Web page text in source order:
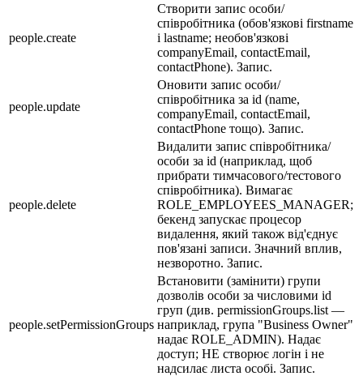
people.create
Створити запис особи/
співробітника (обов'язкові firstname
і lastname; необов'язкові
companyEmail, contactEmail,
contactPhone). Запис.
people.update
Оновити запис особи/
співробітника за id (name,
companyEmail, contactEmail,
contactPhone тощо). Запис.
people.delete
Видалити запис співробітника/
особи за id (наприклад, щоб
прибрати тимчасового/тестового
співробітника). Вимагає
ROLE_EMPLOYEES_MANAGER;
бекенд запускає процесор
видалення, який також від'єднує
пов'язані записи. Значний вплив,
незворотно. Запис.
people.setPermissionGroups
Встановити (замінити) групи
дозволів особи за числовими id
груп (див. permissionGroups.list —
наприклад, група "Business Owner"
надає ROLE_ADMIN). Надає
доступ; НЕ створює логін і не
надсилає листа особі. Запис.